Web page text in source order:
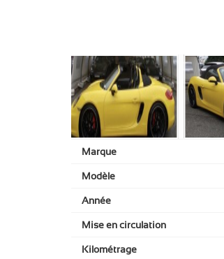
Marque
Modèle
Année
Mise en circulation
Kilométrage